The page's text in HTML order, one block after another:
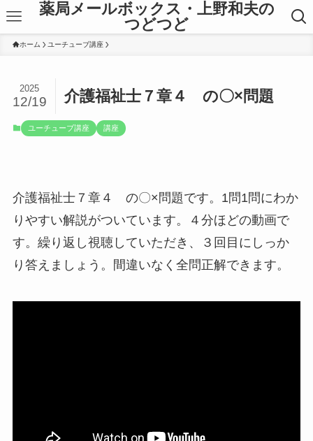
薬局メールボックス・上野和夫の
つどつど
ホーム ユーチューブ講座
介護福祉士７章４ の〇×問題
2025
12/19
ユーチューブ講座 講座
介護福祉士７章４ の〇×問題です。1問1問にわか
りやすい解説がついています。４分ほどの動画で
す。繰り返し視聴していただき、３回目にしっか
り答えましょう。間違いなく全問正解できます。